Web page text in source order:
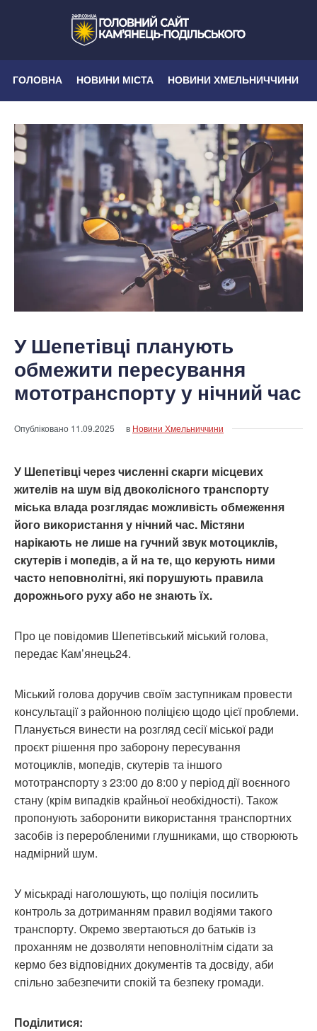
ГОЛОВНА НОВИНИ МІСТА НОВИНИ ХМЕЛЬНИЧЧИНИ
У Шепетівці планують
обмежити пересування
мототранспорту у нічний час
Опубліковано 11.09.2025 в Новини Хмельниччини
У Шепетівці через численні скарги місцевих
жителів на шум від двоколісного транспорту
міська влада розглядає можливість обмеження
його використання у нічний час. Містяни
нарікають не лише на гучний звук мотоциклів,
скутерів і мопедів, а й на те, що керують ними
часто неповнолітні, які порушують правила
дорожнього руху або не знають їх.
Про це повідомив Шепетівський міський голова,
передає Кам’янець24.
Міський голова доручив своїм заступникам провести
консультації з районною поліцією щодо цієї проблеми.
Планується винести на розгляд сесії міської ради
проєкт рішення про заборону пересування
мотоциклів, мопедів, скутерів та іншого
мототранспорту з 23:00 до 8:00 у період дії воєнного
стану (крім випадків крайньої необхідності). Також
пропонують заборонити використання транспортних
засобів із переробленими глушниками, що створюють
надмірний шум.
У міськраді наголошують, що поліція посилить
контроль за дотриманням правил водіями такого
транспорту. Окремо звертаються до батьків із
проханням не дозволяти неповнолітнім сідати за
кермо без відповідних документів та досвіду, аби
спільно забезпечити спокій та безпеку громади.
Поділитися: